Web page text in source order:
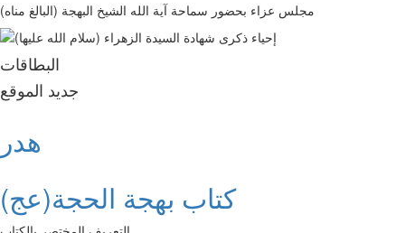
مجلس عزاء بحضور سماحة آية الله الشيخ البهجة (البالغ مناه)
البطاقات
جديد الموقع
هدر
كتاب بهجة الحجة(عج)